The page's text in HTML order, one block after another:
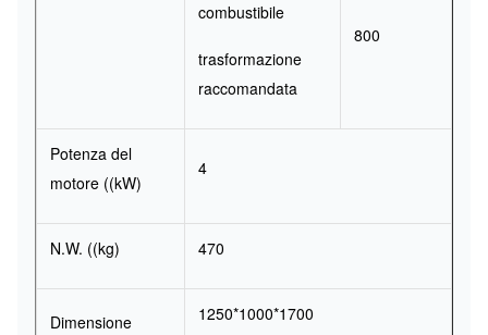
combustibile
trasformazione
raccomandata
800
Potenza del
motore ((kW)
4
N.W. ((kg) 470
Dimensione
1250*1000*1700